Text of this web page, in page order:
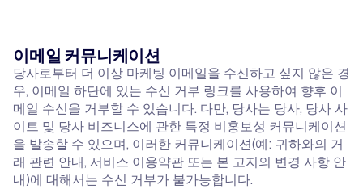
이메일 커뮤니케이션
당사로부터 더 이상 마케팅 이메일을 수신하고 싶지 않은 경
우, 이메일 하단에 있는 수신 거부 링크를 사용하여 향후 이
메일 수신을 거부할 수 있습니다. 다만, 당사는 당사, 당사 사
이트 및 당사 비즈니스에 관한 특정 비홍보성 커뮤니케이션
을 발송할 수 있으며, 이러한 커뮤니케이션(예: 귀하와의 거
래 관련 안내, 서비스 이용약관 또는 본 고지의 변경 사항 안
내)에 대해서는 수신 거부가 불가능합니다.